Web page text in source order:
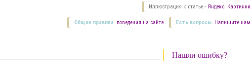
Иллюстрация к статье - Яндекс. Картинки.
Есть вопросы. Напишите нам.
Общие правила поведения на сайте.
Нашли ошибку?